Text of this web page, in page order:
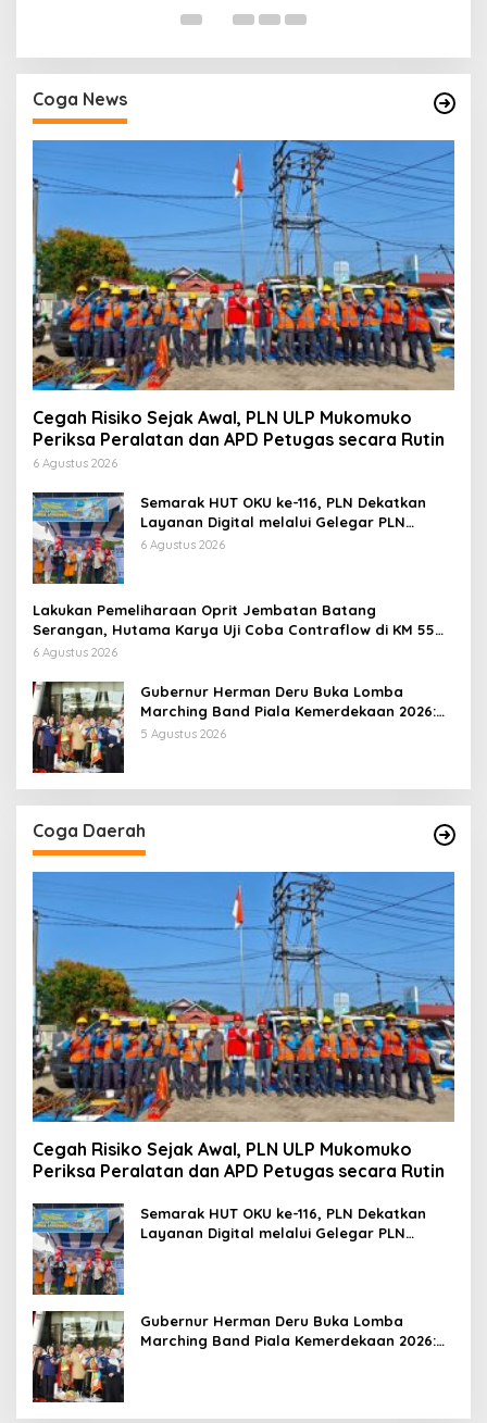
Coga News
Cegah Risiko Sejak Awal, PLN ULP Mukomuko
Periksa Peralatan dan APD Petugas secara Rutin
6 Agustus 2026
Semarak HUT OKU ke-116, PLN Dekatkan
Layanan Digital melalui Gelegar PLN
Mobile 2026
6 Agustus 2026
Lakukan Pemeliharaan Oprit Jembatan Batang
Serangan, Hutama Karya Uji Coba Contraflow di KM 55
Tol Binjai–Langsa
6 Agustus 2026
Gubernur Herman Deru Buka Lomba
Marching Band Piala Kemerdekaan 2026:
Ajang Asah Mental dan Kedisiplinan
5 Agustus 2026
Coga Daerah
Cegah Risiko Sejak Awal, PLN ULP Mukomuko
Periksa Peralatan dan APD Petugas secara Rutin
Semarak HUT OKU ke-116, PLN Dekatkan
Layanan Digital melalui Gelegar PLN
Gubernur Herman Deru Buka Lomba
Marching Band Piala Kemerdekaan 2026: